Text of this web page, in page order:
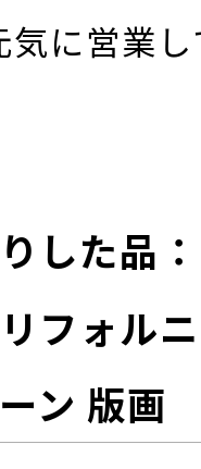
気に営業
した品
フォル
ン 版画